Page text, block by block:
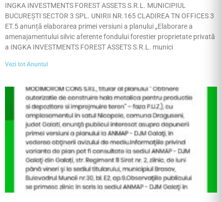
INGKA INVESTMENTS FOREST ASSETS S.R.L. MUNICIPIUL
BUCUREȘTI SECTOR 3 SPL. UNIRII NR.165 CLADIREA TN OFFICES 3
ET.5 anunță elaborarea primei versiuni a planului „Elaborare a
amenajamentului silvic aferente fondului forestier proprietate privată
a INGKA INVESTMENTS FOREST ASSETS S.R.L. munici
Vezi tot Anuntul